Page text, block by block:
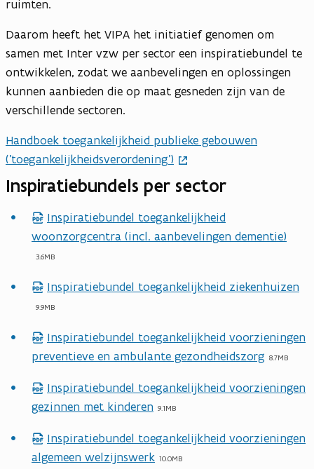
ruimten.
Daarom heeft het VIPA het initiatief genomen om
samen met Inter vzw per sector een inspiratiebundel te
ontwikkelen, zodat we aanbevelingen en oplossingen
kunnen aanbieden die op maat gesneden zijn van de
verschillende sectoren.
Handboek toegankelijkheid publieke gebouwen
('toegankelijkheidsverordening')
Inspiratiebundels per sector
Inspiratiebundel toegankelijkheid
woonzorgcentra (incl. aanbevelingen dementie)
p
d
e
t
a
d
3.6MB
Inspiratiebundel toegankelijkheid ziekenhuizen
p
d
b
e
s
t
n
d
9.9MB
Inspiratiebundel toegankelijkheid voorzieningen
preventieve en ambulante gezondheidszorg
p
d
b
e
s
t
8.7MB
Inspiratiebundel toegankelijkheid voorzieningen
gezinnen met kinderen
p
d
b
e
9.1MB
Inspiratiebundel toegankelijkheid voorzieningen
algemeen welzijnswerk
p
d
10.0MB